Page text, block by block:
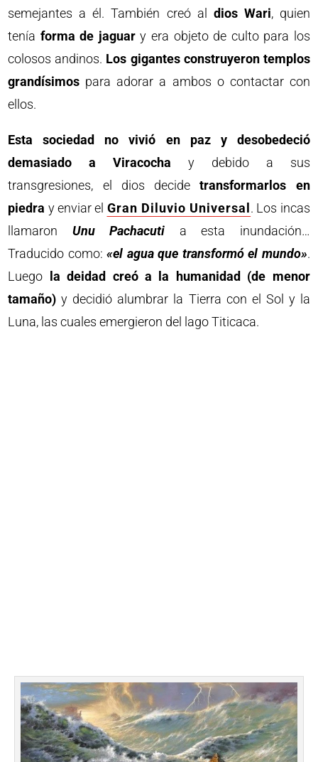
semejantes a él. También creó al dios Wari, quien
tenía forma de jaguary era objeto de culto para los
colosos andinos. Los gigantes construyeron templos
grandísimos para adorar a ambos o contactar con
ellos.
Esta sociedad no vivió en paz y desobedeció
demasiado a Viracocha y debido a sus
transgresiones, el dios decidetransformarlos en
piedra y enviar el Gran Diluvio Universal. Los incas
llamaron Unu Pachacuti a esta inundación…
Traducido como:«el agua que transformó el mundo».
Luego la deidad creó a la humanidad (de menor
tamaño) y decidió alumbrar la Tierra con el Sol y la
Luna, las cuales emergieron del lago Titicaca.